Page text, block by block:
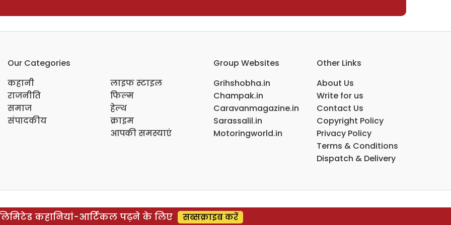
Our Categories
कहानी
राजनीति
समाज
संपादकीय
लाइफ स्टाइल
फिल्म
हेल्थ
क्राइम
आपकी समस्याएं
Group Websites
Grihshobha.in
Champak.in
Caravanmagazine.in
Sarassalil.in
Motoringworld.in
Other Links
About Us
Write for us
Contact Us
Copyright Policy
Privacy Policy
Terms & Conditions
Dispatch & Delivery
कहानियां-आर्टिकल पढ़ने के लिए सब्सक्राइब करें